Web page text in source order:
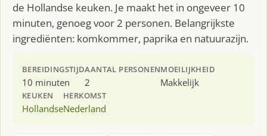
de Hollandse keuken. Je maakt het in ongeveer 10
minuten, genoeg voor 2 personen. Belangrijkste
ingrediënten: komkommer, paprika en natuurazijn.
BEREIDINGSTIJD
10 minuten
AANTAL PERSONEN
2
MOEILIJKHEID
Makkelijk
KEUKEN
Hollandse
HERKOMST
Nederland